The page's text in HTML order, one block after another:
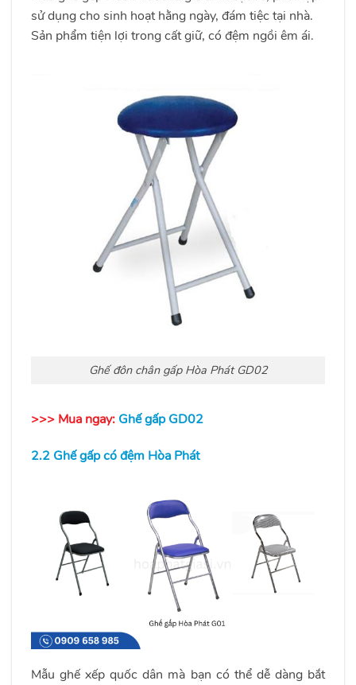
sử dụng cho sinh hoạt hằng ngày, đám tiệc tại nhà.
Sản phẩm tiện lợi trong cất giữ, có đệm ngồi êm ái.
Ghế đôn chân gấp Hòa Phát GD02
>>> Mua ngay: Ghế gấp GD02
2.2 Ghếgấp có đệm Hòa Phát
Mẫu ghế xếp quốc dân mà bạn có thể dễ dàng bắt